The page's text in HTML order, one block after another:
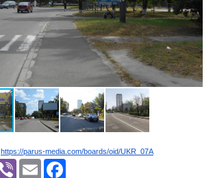
https://parus-media.com/boards/oid/UKR_07A
Viber Email